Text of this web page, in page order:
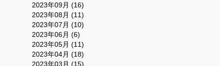
2023年09月 (16)
2023年08月 (11)
2023年07月 (10)
2023年06月 (6)
2023年05月 (11)
2023年04月 (18)
2023年03月 (15)